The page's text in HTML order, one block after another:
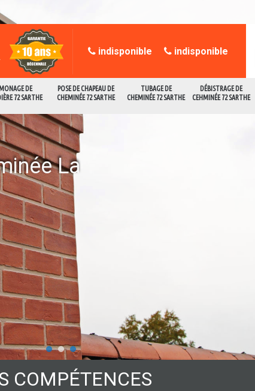
DE
72 SARTHE
POSE DE CHAPEAU DE
CHEMINÉE 72 SARTHE
TUBAGE DE
CHEMINÉE 72 SARTHE
DÉBISTRAGE DE
CEHMINÉE 72 SARTHE
indisponible indisponible
La
COMPÉTENCES